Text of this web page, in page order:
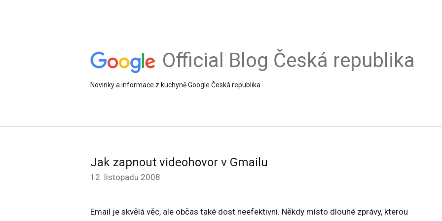
Official Blog Česká republika
Novinky a informace z kuchyně Google Česká republika
Jak zapnout videohovor v Gmailu
12. listopadu 2008
Email je skvělá věc, ale občas také dost neefektivní. Někdy místo dlouhé zprávy, kterou